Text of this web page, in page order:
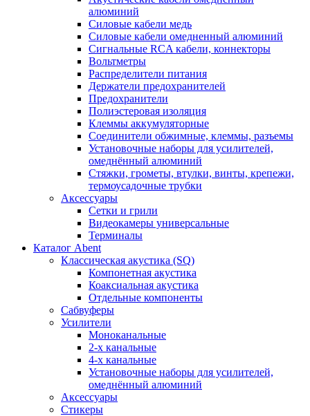
алюминий
Силовые кабели медь
Силовые кабели омедненный алюминий
Сигнальные RCA кабели, коннекторы
Вольтметры
Распределители питания
Держатели предохранителей
Предохранители
Полиэстеровая изоляция
Клеммы аккумуляторные
Соединители обжимные, клеммы, разъемы
Установочные наборы для усилителей,
омеднённый алюминий
Стяжки, грометы, втулки, винты, крепежи,
термоусадочные трубки
Аксессуары
Сетки и грили
Видеокамеры универсальные
Терминалы
Каталог Abent
Классическая акустика (SQ)
Компонетная акустика
Коаксиальная акустика
Отдельные компоненты
Сабвуферы
Усилители
Моноканальные
2-х канальные
4-х канальные
Установочные наборы для усилителей,
омеднённый алюминий
Аксессуары
Стикеры